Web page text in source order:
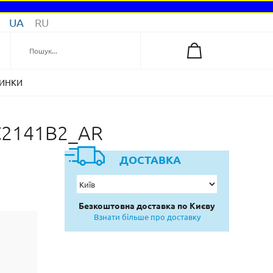
UA RU
ДОСТАВКА
Безкоштовна доставка по Києву
Взнати більше про доставку